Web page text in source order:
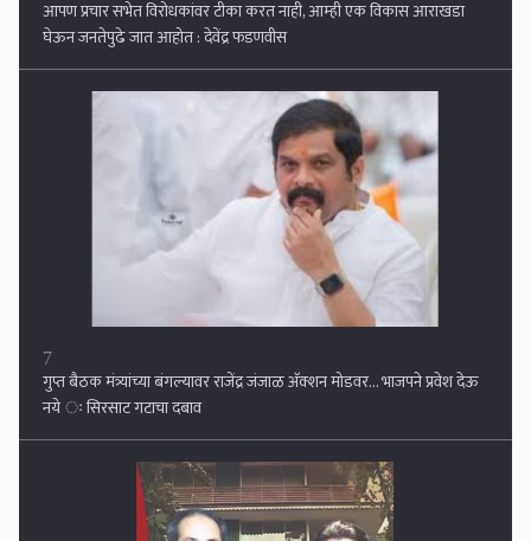
7
गुप्त बैठक मंत्र्यांच्या बंगल्यावर राजेंद्र जंजाळ अ‍ॅक्शन मोडवर... भाजपने प्रवेश देऊ
नये ः सिरसाट गटाचा दबाव
8
उद्धव ठाकरे राज ठाकरेंची भेटीला, शिवतीर्थावर बंद दाराआड चर्चा